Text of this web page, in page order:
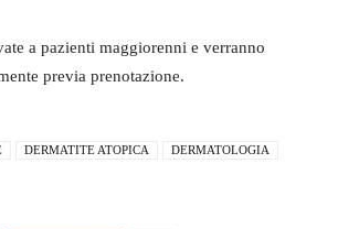
a pazienti maggiorenni e verranno
previa prenotazione.
DERMATITE ATOPICA DERMATOLOGIA